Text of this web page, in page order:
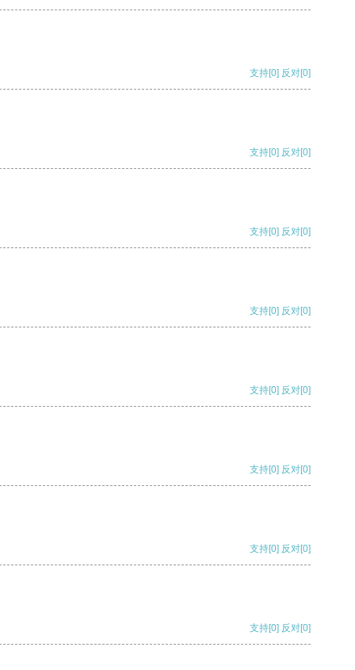
支持[0] 反对[0]
支持[0] 反对[0]
支持[0] 反对[0]
支持[0] 反对[0]
支持[0] 反对[0]
支持[0] 反对[0]
支持[0] 反对[0]
支持[0] 反对[0]